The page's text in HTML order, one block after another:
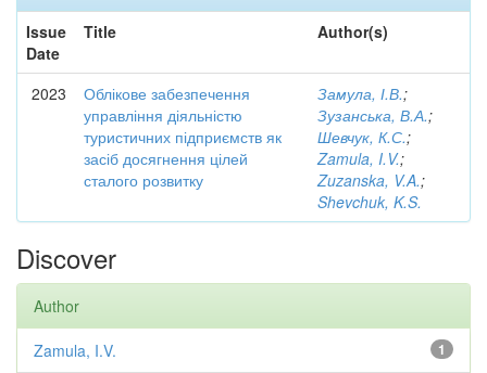
Issue
Date
Title Author(s)
2023
Облікове забезпечення
управління діяльністю
туристичних підприємств як
засіб досягнення цілей
сталого розвитку
Замула, І.В.;
Зузанська, В.А.;
Шевчук, К.С.;
Zamula, I.V.;
Zuzanska, V.A.;
Shevchuk, K.S.
Discover
Author
1
Zamula, I.V.